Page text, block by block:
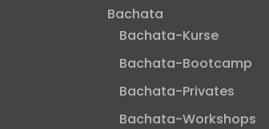
Bachata
Bachata-Kurse
Bachata-Bootcamp
Bachata-Privates
Bachata-Workshops